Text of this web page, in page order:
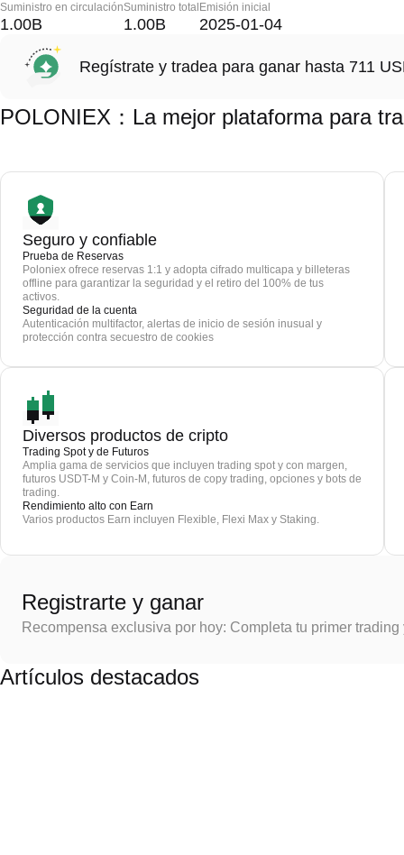
Suministro en circulación
1.00B
Suministro total
1.00B
Emisión inicial
2025-01-04
Regístrate y tradea para ganar hasta 711
POLONIEX：La mejor plataforma para
Seguro y confiable
Prueba de Reservas
Poloniex ofrece reservas 1:1 y adopta cifrado multicapa y billeteras
offline para garantizar la seguridad y el retiro del 100% de tus
activos.
Seguridad de la cuenta
Autenticación multifactor, alertas de inicio de sesión inusual y
protección contra secuestro de cookies
Diversos productos de cripto
Trading Spot y de Futuros
Amplia gama de servicios que incluyen trading spot y con margen,
futuros USDT-M y Coin-M, futuros de copy trading, opciones y bots de
trading.
Rendimiento alto con Earn
Varios productos Earn incluyen Flexible, Flexi Max y Staking.
Registrarte y ganar
Recompensa exclusiva por hoy: Completa tu primer
Artículos destacados